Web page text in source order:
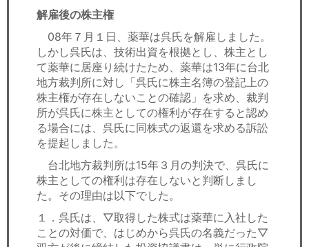
解雇後の株主権
08年７月１日、薬華は呉氏を解雇しました。
しかし呉氏は、技術出資を根拠とし、株主とし
て薬華に居座り続けたため、薬華は13年に台北
地方裁判所に対し「呉氏に株主名簿の登記上の
株主権が存在しないことの確認」を求め、裁判
所が呉氏に株主としての権利が存在すると認め
る場合には、呉氏に同株式の返還を求める訴訟
を提起しました。
台北地方裁判所は15年３月の判決で、呉氏に
株主としての権利は存在しないと判断しまし
た。その理由は以下でした。
１．呉氏は、▽取得した株式は薬華に入社した
ことの対価で、はじめから呉氏の名義だった▽